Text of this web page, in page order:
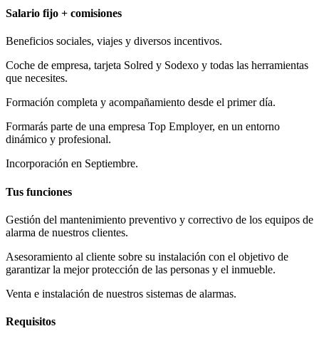
Salario fijo + comisiones
Beneficios sociales, viajes y diversos incentivos.
Coche de empresa, tarjeta Solred y Sodexo y todas las herramientas
que necesites.
Formación completa y acompañamiento desde el primer día.
Formarás parte de una empresa Top Employer, en un entorno
dinámico y profesional.
Incorporación en Septiembre.
Tus funciones
Gestión del mantenimiento preventivo y correctivo de los equipos de
alarma de nuestros clientes.
Asesoramiento al cliente sobre su instalación con el objetivo de
garantizar la mejor protección de las personas y el inmueble.
Venta e instalación de nuestros sistemas de alarmas.
Requisitos